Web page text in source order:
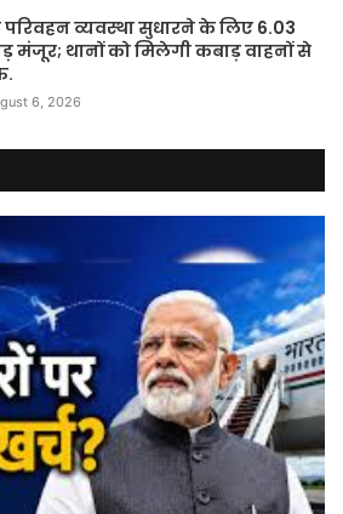
परिवहन व्यवस्था सुधारने के लिए 6.03
मंजूर; थानों को मिलेगी कबाड़ वाहनों से
6, 2026